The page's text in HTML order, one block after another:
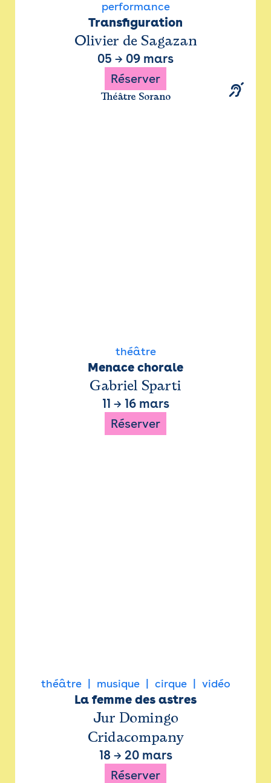
performance
Transfiguration
Olivier de Sagazan
05 → 09 mars
Réserver
Théâtre Sorano
théâtre
Menace chorale
Gabriel Sparti
11 → 16 mars
Réserver
théâtre musique cirque vidéo
La femme des astres
Jur Domingo
Cridacompany
18 → 20 mars
Réserver